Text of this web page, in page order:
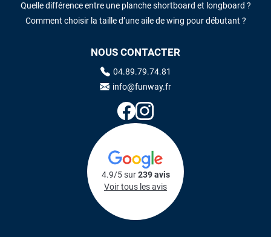
Quelle différence entre une planche shortboard et longboard ?
Comment choisir la taille d’une aile de wing pour débutant ?
NOUS CONTACTER
04.89.79.74.81
info@funway.fr
4.9/5 sur239 avis
Voir tous les avis